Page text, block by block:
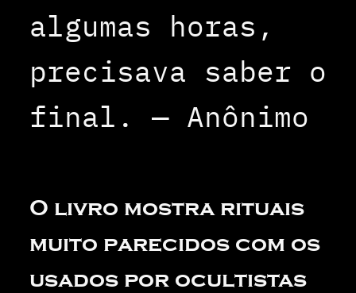
algumas horas,
precisava saber o
final. — Anônimo
O livro mostra rituais
muito parecidos com os
usados por ocultistas